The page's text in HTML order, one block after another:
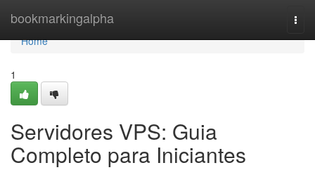
bookmarkingalpha
Home
Home
1
Servidores VPS: Guia
Completo para Iniciantes